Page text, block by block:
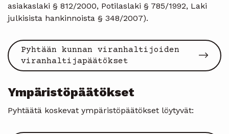
asiakaslaki § 812/2000, Potilaslaki § 785/1992, Laki
julkisista hankinnoista § 348/2007).
Pyhtään kunnan viranhaltijoiden
viranhaltijapäätökset
Ympäristöpäätökset
Pyhtäätä koskevat ympäristöpäätökset löytyvät: